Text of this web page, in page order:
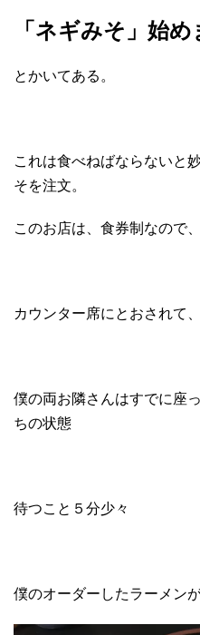
「ネギみそ」始め
とかいてある。
これは食べねばならないと
そを注文。
このお店は、食券制なので
カウンター席にとおされて
僕の両お隣さんはすでに座
ちの状態
待つこと５分少々
僕のオーダーしたラーメン